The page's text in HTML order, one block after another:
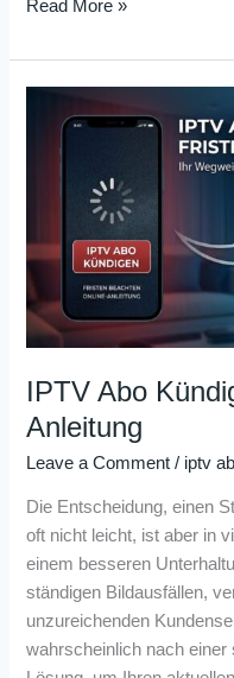
Read More »
IPTV Abo
Anleitung
Leave a Comment / iptv
Die Entscheidung, einen
oft nicht leicht, ist aber in
einem besseren
ständigen Bildausfällen,
unzureichenden
wahrscheinlich nach
Kündigen:
Online-
Anleitung